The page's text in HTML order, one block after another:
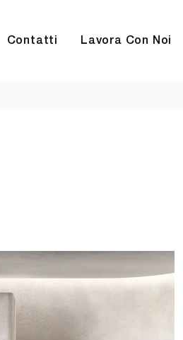
Contatti Lavora Con Noi